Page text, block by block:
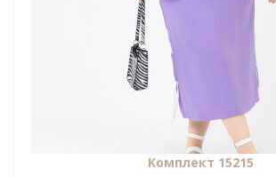
Комплект 15215